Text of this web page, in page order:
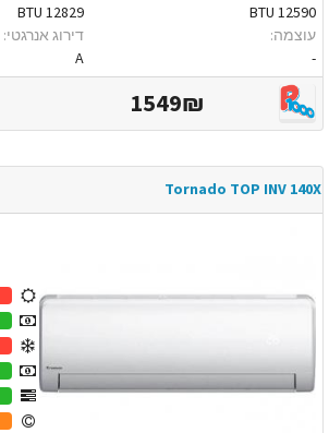
12590 BTU
עוצמה:
-
12829 BTU
דירוג אנרגטי:
A
1549₪
Tornado TOP INV 140X